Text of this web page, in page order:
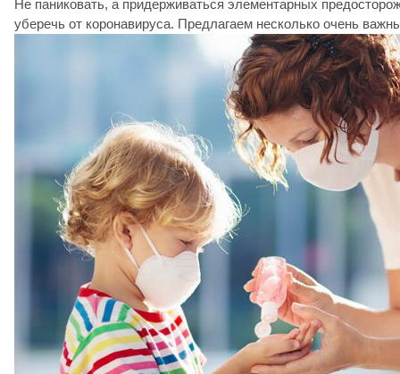
Не паниковать, а придерживаться элементарных
уберечь от коронавируса. Предлагаем несколько очень